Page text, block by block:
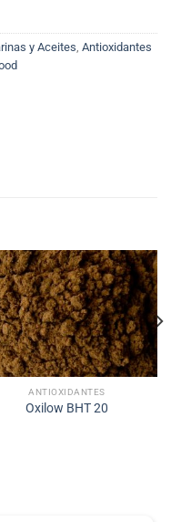
y Aceites Antioxidantes
ANTIOXIDANTES
Oxilow BHT 20